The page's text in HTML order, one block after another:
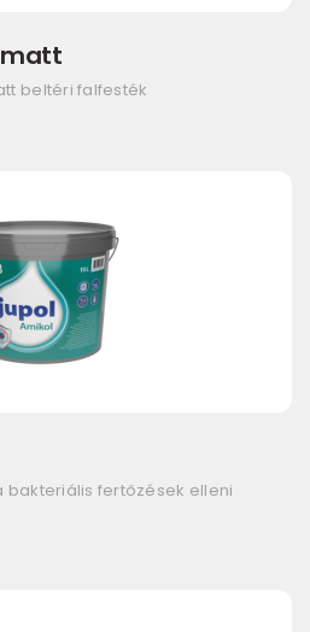
matt
beltéri falfesték
bakteriális fertőzések elleni